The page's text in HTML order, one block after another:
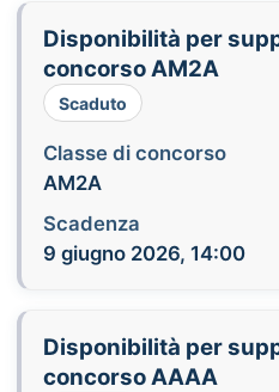
Disponibilità per
concorso AM2A
Scaduto
Classe di concorso
AM2A
Scadenza
9 giugno 2026, 14:00
Disponibilità per
concorso AAAA